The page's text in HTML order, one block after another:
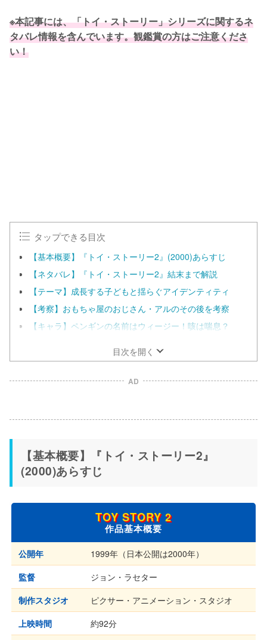
※本記事には、「トイ・ストーリー」シリーズに関するネ
タバレ情報を含んでいます。観鑑賞の方はご注意くださ
い！
タップできる目次
【基本概要】『トイ・ストーリー2』(2000)あらすじ
【ネタバレ】『トイ・ストーリー2』結末まで解説
【テーマ】成長する子どもと揺らぐアイデンティティ
【考察】おもちゃ屋のおじさん・アルのその後を考察
【キャラ】ペンギンの名前はウィージー！咳は喘息？
目次を開く
AD
【基本概要】『トイ・ストーリー2』
(2000)あらすじ
TOY STORY 2
作品基本概要
公開年
1999年（日本公開は2000年）
監督
ジョン・ラセター
制作スタジオ
ピクサー・アニメーション・スタジオ
上映時間
約92分